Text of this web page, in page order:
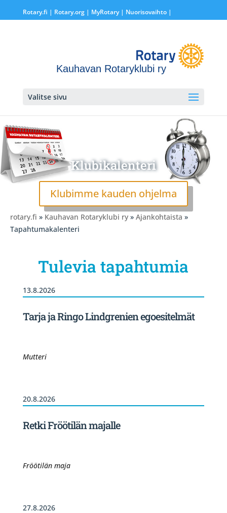
Rotary.fi | Rotary.org| MyRotary | Nuorisovaihto|
Kauhavan Rotaryklubi ry
Valitse sivu
Klubikalenteri
Klubimme kauden ohjelma
rotary.fi » Kauhavan Rotaryklubi ry » Ajankohtaista »
Tapahtumakalenteri
Tulevia tapahtumia
13.8.2026
Tarja ja Ringo Lindgrenien egoesitelmät
Mutteri
20.8.2026
Retki Fröötilän majalle
Fröötilän maja
27.8.2026